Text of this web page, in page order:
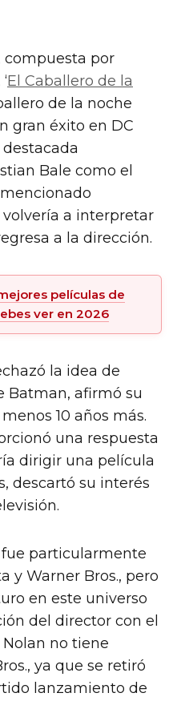
compuesta por
El Caballero de la
de la noche
gran éxito en DC
Bale como el
a interpretar
a la dirección.
películas de
ver en 2026
la idea de
Batman, afirmó su
10 años más.
una respuesta
dirigir una película
descartó su interés
particularmente
y Warner Bros., pero
en este universo
del director con el
no tiene
ya que se retiró
lanzamiento de